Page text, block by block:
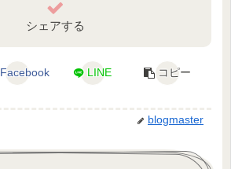
シェアする
Facebook LINE コピー
blogmaster